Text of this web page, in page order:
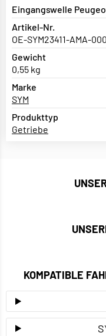
Eingangswelle
Artikel-Nr.
OE-SYM23411-AMA-000
Gewicht
0,55 kg
Marke
SYM
Produkttyp
Getriebe
KOMPATIBLE